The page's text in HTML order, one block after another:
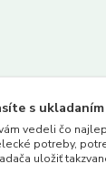
s ukladaním
vedeli čo
potreby,
uložiť